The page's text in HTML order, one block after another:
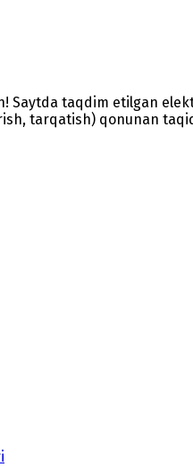
Saytda taqdim etilgan
tarqatish) qonunan